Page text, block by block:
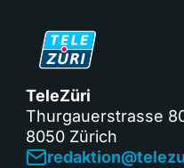
TeleZüri
Thurgauerstrasse
8050 Zürich